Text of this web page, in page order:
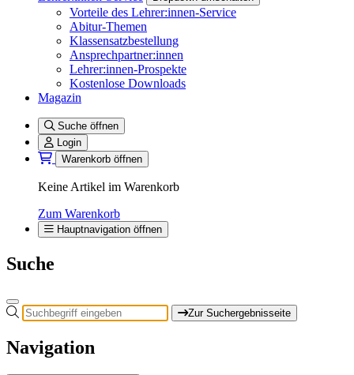
Vorteile des Lehrer:innen-Service
Abitur-Themen
Klassensatzbestellung
Ansprechpartner:innen
Lehrer:innen-Prospekte
Kostenlose Downloads
Magazin
Suche öffnen
Login
Warenkorb öffnen
Keine Artikel im Warenkorb
Zum Warenkorb
Hauptnavigation öffnen
Suche
Zur Suchergebnisseite
Navigation